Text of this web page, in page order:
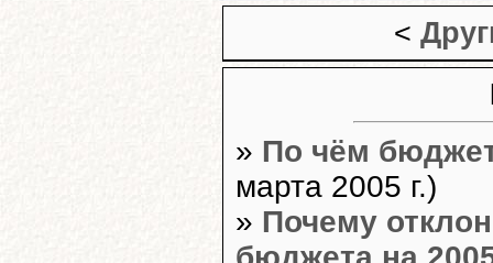
<
» По чём
марта 2005 г.)
» Почему